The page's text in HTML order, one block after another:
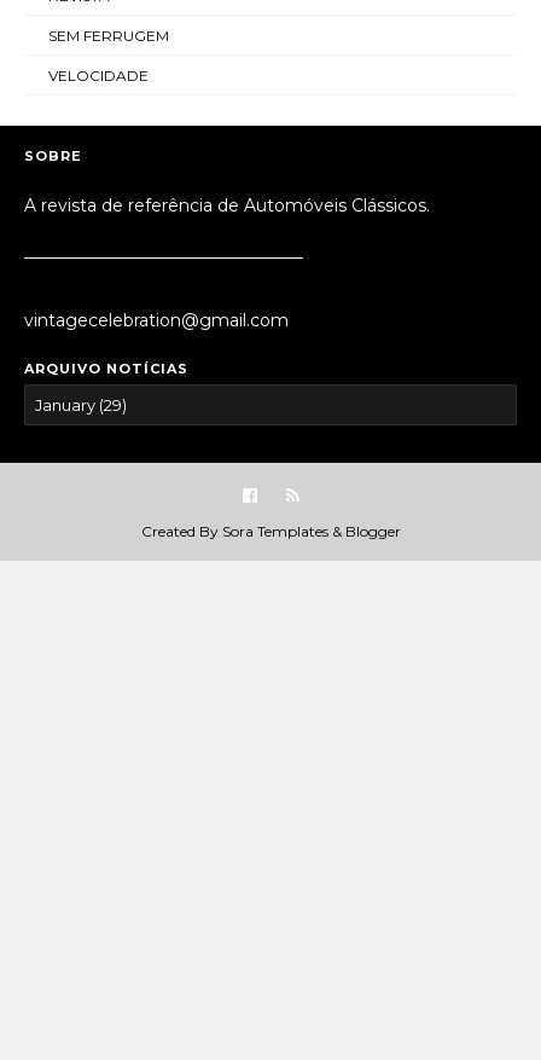
SEM FERRUGEM
VELOCIDADE
SOBRE
A revista de referência de Automóveis Clássicos.
vintagecelebration@gmail.com
ARQUIVO NOTÍCIAS
Created By Sora Templates& Blogger